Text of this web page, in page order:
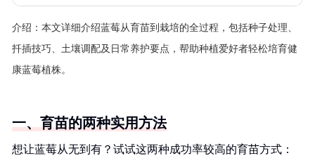
介绍： 本文详细介绍蓝莓从育苗到栽培的全过程，包括种子处理、
扦插技巧、土壤调配及日常养护要点，帮助种植爱好者轻松培育健
康蓝莓植株。
一、育苗的两种实用方法
想让蓝莓从无到有？试试这两种成功率较高的育苗方式：